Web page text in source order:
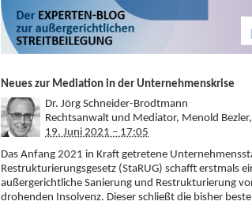
Neues zur Mediation in der Unternehmenskrise
Dr. Jörg Schneider-Brodtmann
Rechtsanwalt und Mediator, Menold
19. Juni 2021 – 17:05
Das Anfang 2021 in Kraft getretene
Restrukturierungsgesetz (StaRUG) schafft erstmals
außergerichtliche Sanierung und Restrukturierung
drohenden Insolvenz. Dieser schließt die bisher